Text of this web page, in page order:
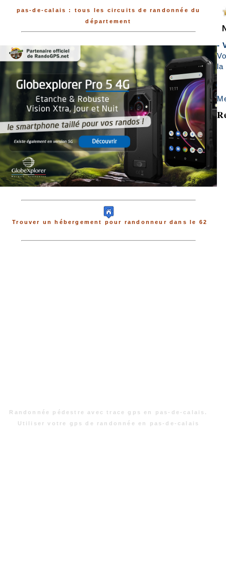
pas-de-calais : tous les circuits de randonnée du
département
Trouver un hébergement pour randonneur dans le 62
Randonnée pédestre avec trace gps en pas-de-calais.
Utiliser votre gps de randonnée en pas-de-calais
-
la